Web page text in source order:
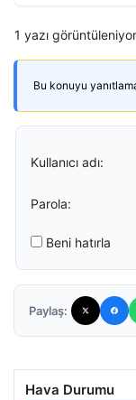
1 yazı
Bu konuyu
Kullanıcı adı:
Parola:
Beni hatırla
Paylaş:
Hava Durumu